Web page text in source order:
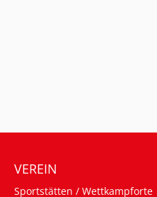
VEREIN
Sportstätten / Wettkampforte